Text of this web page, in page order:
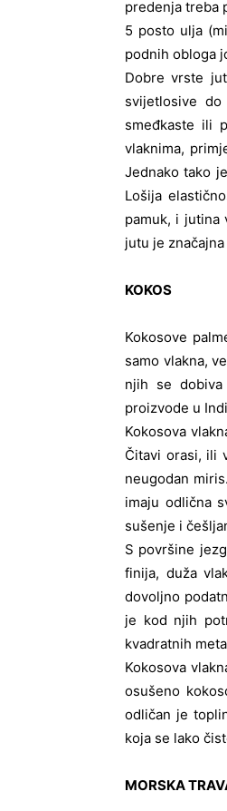
predenja treba
5 posto ulja
podnih obloga
Dobre vrste
svijetlosive
smeđkaste ili
vlaknima,
Jednako tako
Lošija
pamuk, i jutina
jutu je
KOKOS
Kokosove
samo vlakna,
njih se
proizvode u
Kokosova
Čitavi orasi, ili
neugodan
imaju odlična
sušenje i
S površine
finija, duža
dovoljno
je kod njih
kvadratnih
Kokosova
osušeno
odličan je
koja se lako
MORSKA